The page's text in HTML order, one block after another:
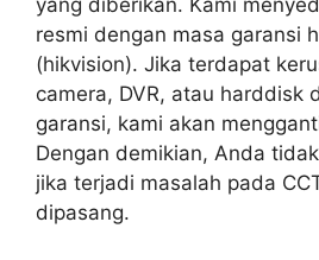
resmi dengan masa garansi
(hikvision). Jika terdapat
camera, DVR, atau harddisk
garansi, kami akan
Dengan demikian, Anda
jika terjadi masalah pada
dipasang.